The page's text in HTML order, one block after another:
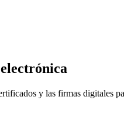
y las firmas digitales